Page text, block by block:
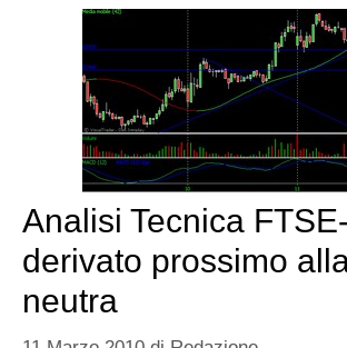
Analisi Tecnica
derivato prossimo
neutra